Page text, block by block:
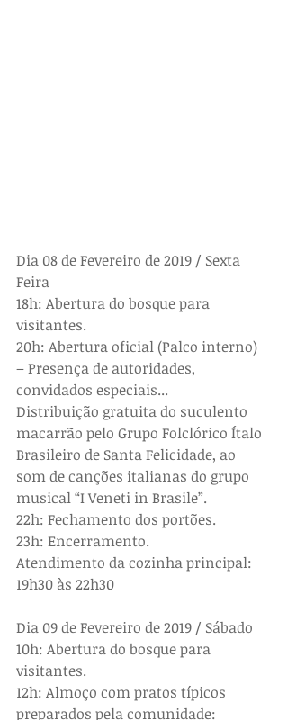
Dia 08 de Fevereiro de 2019 / Sexta
Feira
18h: Abertura do bosque para
visitantes.
20h: Abertura oficial (Palco interno)
– Presença de autoridades,
convidados especiais...
Distribuição gratuita do suculento
macarrão pelo Grupo Folclórico Ítalo
Brasileiro de Santa Felicidade, ao
som de canções italianas do grupo
musical “I Veneti in Brasile”.
22h: Fechamento dos portões.
23h: Encerramento.
Atendimento da cozinha principal:
19h30 às 22h30
Dia 09 de Fevereiro de 2019 / Sábado
10h: Abertura do bosque para
visitantes.
12h: Almoço com pratos típicos
preparados pela comunidade: